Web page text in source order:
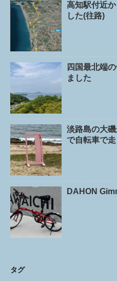
高知駅付近
した(往路)
四国最北端
ました
淡路島の大
で自転車で
DAHON
タグ